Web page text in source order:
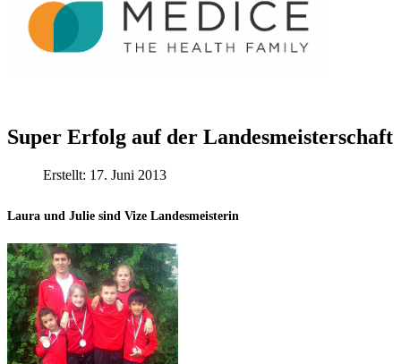
Super Erfolg auf der Landesmeisterschaft
Erstellt: 17. Juni 2013
Laura und Julie sind Vize Landesmeisterin